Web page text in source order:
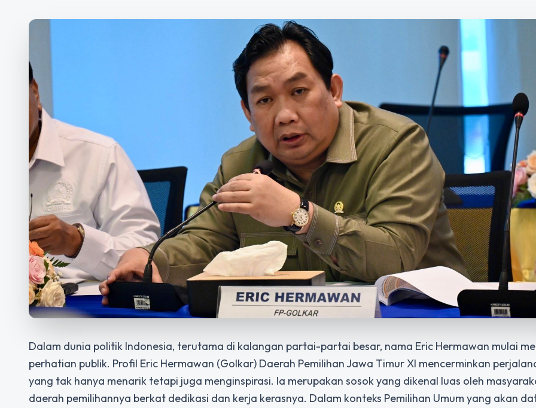
Dalam dunia politik Indonesia, terutama di kalangan partai-partai besar, nama Eric Hermawan mulai
perhatian publik. Profil Eric Hermawan (Golkar) Daerah Pemilihan Jawa Timur XI mencerminkan
yang tak hanya menarik tetapi juga menginspirasi. Ia merupakan sosok yang dikenal luas oleh
daerah pemilihannya berkat dedikasi dan kerja kerasnya. Dalam konteks Pemilihan Umum yang akan